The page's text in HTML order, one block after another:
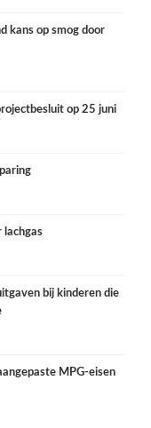
kans op smog door
op 25 juni
lachgas
bij kinderen die
MPG-eisen